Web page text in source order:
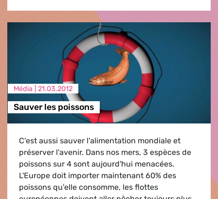
Média | 21.03.2012
Sauver les poissons
C'est aussi sauver l'alimentation mondiale et
préserver l'avenir. Dans nos mers, 3 espèces de
poissons sur 4 sont aujourd'hui menacées.
L'Europe doit importer maintenant 60% des
poissons qu'elle consomme, les flottes